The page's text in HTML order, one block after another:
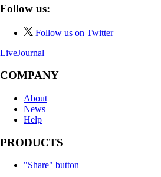
Follow us:
Follow us on Twitter
LiveJournal
COMPANY
About
News
Help
PRODUCTS
"Share" button